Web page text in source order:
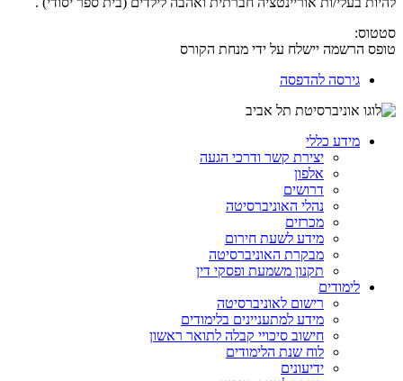
סטטוס:
טופס הרשמה יישלח על ידי מנחת הקורס
גירסה להדפסה
מידע כללי
יצירת קשר ודרכי הגעה
אלפון
דרושים
נהלי האוניברסיטה
מכרזים
מידע לשעת חירום
מבקרת האוניברסיטה
תקנון משמעת ופסקי דין
לימודים
רישום לאוניברסיטה
מידע למתעניינים בלימודים
חישוב סיכויי קבלה לתואר ראשון
לוח שנת הלימודים
ידיעונים